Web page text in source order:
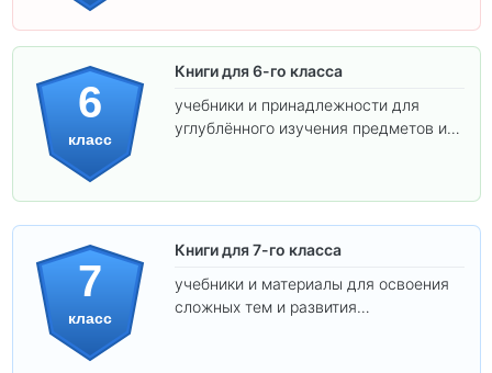
6
класс
Книги для 6-го класса
учебники и принадлежности для
углублённого изучения предметов и
7
класс
Книги для 7-го класса
учебники и материалы для освоения
сложных тем и развития